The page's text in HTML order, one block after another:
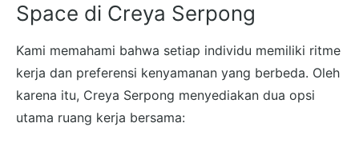
Space di Creya Serpong
Kami memahami bahwa setiap individu memiliki ritme
kerja dan preferensi kenyamanan yang berbeda. Oleh
karena itu, Creya Serpong menyediakan dua opsi
utama ruang kerja bersama: